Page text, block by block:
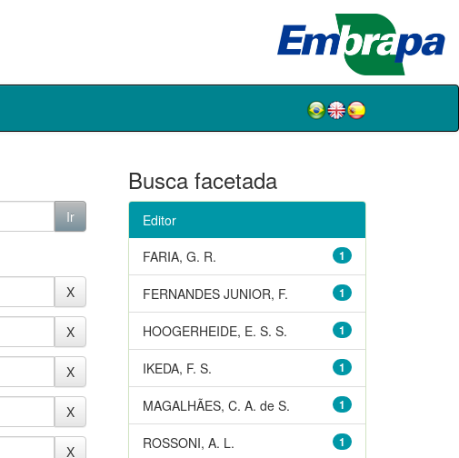
Busca facetada
Editor
1
FARIA, G. R.
1
FERNANDES JUNIOR, F.
1
HOOGERHEIDE, E. S. S.
1
IKEDA, F. S.
1
MAGALHÃES, C. A. de S.
1
ROSSONI, A. L.